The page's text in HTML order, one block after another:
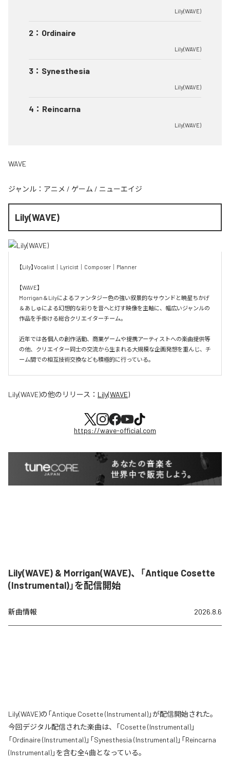
Lily(WAVE)
2 ： Ordinaire
Lily(WAVE)
3 ： Synesthesia
Lily(WAVE)
4 ： Reincarna
Lily(WAVE)
WAVE
ジャンル： アニメ / ゲーム / ニューエイジ
Lily(WAVE)
【Lily】Vocalist｜Lyricist｜Composer｜Planner
【WAVE】
Morrigan＆Lilyによるファンタジー色の強い叙景的なサウンドと暁星ちかげ
＆あしゅによる幻想的な彩りを音へと灯す映像を主軸に、幅広いジャンルの
作品を手掛ける総合クリエイターチーム。
近年では各個人の創作活動、商業ゲームや提携アーティストへの楽曲提供等
の他、クリエイター同士の交流から生まれる大規模な企画発想を重んじ、チ
ーム間での相互技術交換なども積極的に行っている。
Lily(WAVE)の他のリリース： Lily(WAVE)
https://wave-official.com
Lily(WAVE) & Morrigan(WAVE)、「Antique Cosette
(Instrumental)」を配信開始
新曲情報 2026.8.6
Lily(WAVE)の「Antique Cosette (Instrumental)」が配信開始された。
今回デジタル配信された楽曲は、「Cosette (Instrumental)」
「Ordinaire (Instrumental)」「Synesthesia (Instrumental)」「Reincarna
(Instrumental)」を含む全4曲となっている。